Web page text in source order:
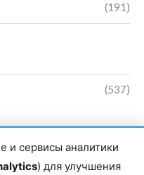
(191)
(537)
и сервисы аналитики
) для улучшения